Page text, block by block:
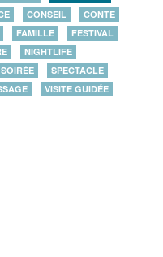
CONSEIL
CONTE
FAMILLE
FESTIVAL
NIGHTLIFE
SOIRÉE
SPECTACLE
VISITE GUIDÉE